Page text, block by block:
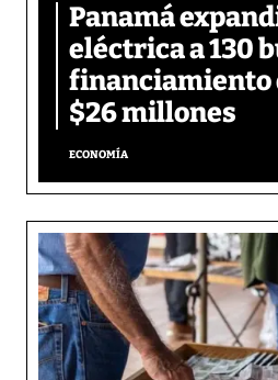
Panamá
eléctrica a 130
financiamiento
$26 millones
ECONOMÍA